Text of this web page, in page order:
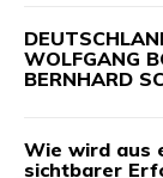
WOLFGANG
BERNHARD
Wie wird aus
sichtbarer